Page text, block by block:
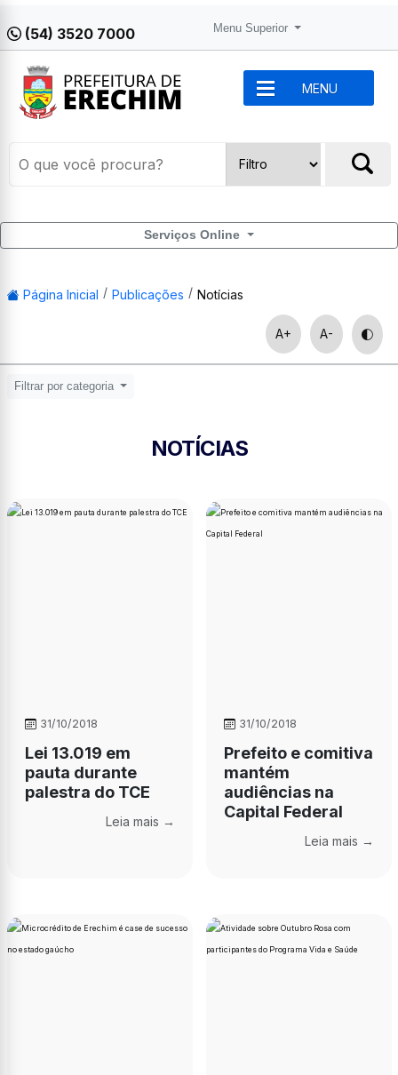
(54) 3520 7000 Menu Superior
MENU
Serviços Online
Página Inicial Publicações Notícias
A+ A-
Filtrar por categoria
NOTÍCIAS
31/10/2018
Lei 13.019 em
pauta durante
palestra do TCE
Leia mais →
31/10/2018
Prefeito e comitiva
mantém
audiências na
Capital Federal
Leia mais →